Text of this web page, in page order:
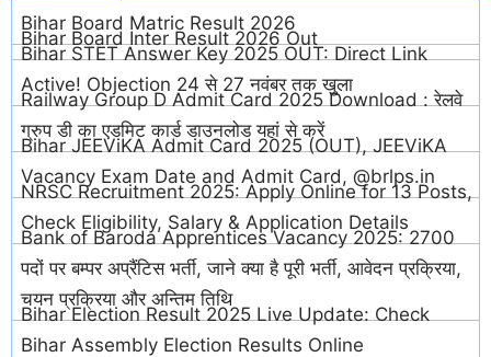
Bihar Board Matric Result 2026
Bihar Board Inter Result 2026 Out
Bihar STET Answer Key 2025 OUT: Direct Link
Active! Objection 24 से 27 नवंबर तक खुला
Railway Group D Admit Card 2025 Download : रेलवे
ग्रुप डी का एडमिट कार्ड डाउनलोड यहां से करें
Bihar JEEViKA Admit Card 2025 (OUT), JEEViKA
Vacancy Exam Date and Admit Card, @brlps.in
NRSC Recruitment 2025: Apply Online for 13 Posts,
Check Eligibility, Salary & Application Details
Bank of Baroda Apprentices Vacancy 2025: 2700
पदों पर बम्पर अप्रैंटिस भर्ती, जाने क्या है पूरी भर्ती, आवेदन प्रक्रिया,
चयन प्रक्रिया और अन्तिम तिथि
Bihar Election Result 2025 Live Update: Check
Bihar Assembly Election Results Online